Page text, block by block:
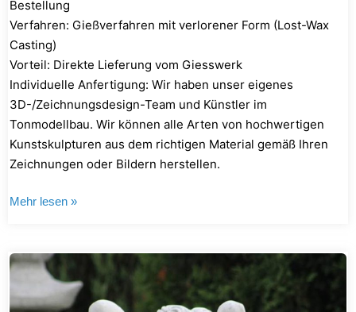
Bestellung
Verfahren: Gießverfahren mit verlorener Form (Lost-Wax
Casting)
Vorteil: Direkte Lieferung vom Giesswerk
Individuelle Anfertigung: Wir haben unser eigenes
3D-/Zeichnungsdesign-Team und Künstler im
Tonmodellbau. Wir können alle Arten von hochwertigen
Kunstskulpturen aus dem richtigen Material gemäß Ihren
Zeichnungen oder Bildern herstellen.
Mehr lesen »